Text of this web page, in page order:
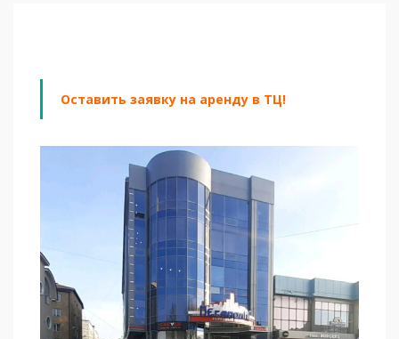
Оставить заявку на аренду в ТЦ!